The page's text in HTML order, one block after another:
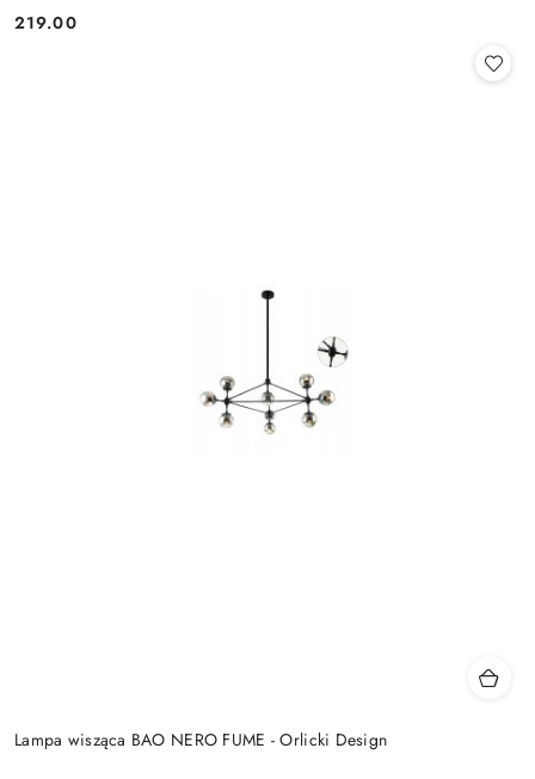
Cena:
219.00
Lampa wisząca BAO NERO FUME - Orlicki Design